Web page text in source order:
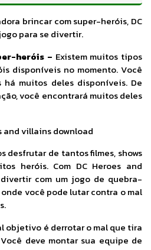
brincar com super-heróis, DC
para se divertir.
heróis – Existem muitos tipos
disponíveis no momento. Você
muitos deles disponíveis. De
você encontrará muitos deles
desfrutar de tantos filmes, shows
heróis. Com DC Heroes and
com um jogo de quebra-
você pode lutar contra o mal
objetivo é derrotar o mal que tira
deve montar sua equipe de